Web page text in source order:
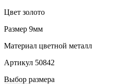
Цвет золото
Размер 9мм
Материал цветной металл
Артикул 50842
Выбор размера